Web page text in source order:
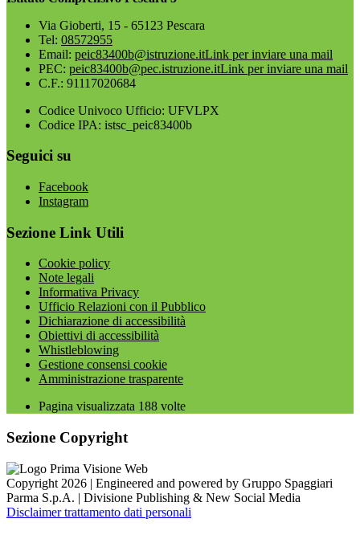
Via Gioberti, 15 - 65123 Pescara
Tel: 08572955
Email: peic83400b@istruzione.itLink per inviare una mail
PEC: peic83400b@pec.istruzione.itLink per inviare una mail
C.F.: 91117020684
Codice Univoco Ufficio: UFVLPX
Codice IPA: istsc_peic83400b
Seguici su
Facebook
Instagram
Sezione Link Utili
Cookie policy
Note legali
Informativa Privacy
Ufficio Relazioni con il Pubblico
Dichiarazione di accessibilità
Obiettivi di accessibilità
Whistleblowing
Gestione consensi cookie
Amministrazione trasparente
Pagina visualizzata 188 volte
Sezione Copyright
Copyright 2026 | Engineered and powered by Gruppo Spaggiari
Parma S.p.A. | Divisione Publishing & New Social Media
Disclaimer trattamento dati personali